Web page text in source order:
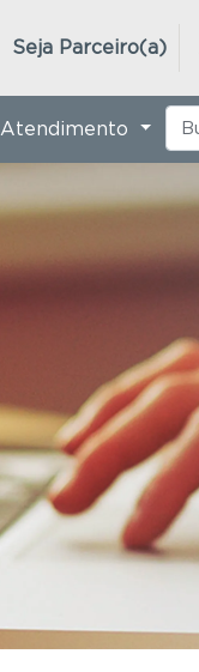
Seja Parceiro(a)
Atendimento